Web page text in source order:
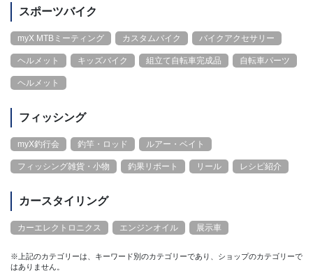
スポーツバイク
myX MTBミーティング カスタムバイク バイクアクセサリー
ヘルメット キッズバイク 組立て自転車完成品 自転車パーツ
ヘルメット
フィッシング
myX釣行会 釣竿・ロッド ルアー・ベイト
フィッシング雑貨・小物 釣果リポート リール レシピ紹介
カースタイリング
カーエレクトロニクス エンジンオイル 展示車
※上記のカテゴリーは、キーワード別のカテゴリーであり、ショップのカテゴリーで
はありません。